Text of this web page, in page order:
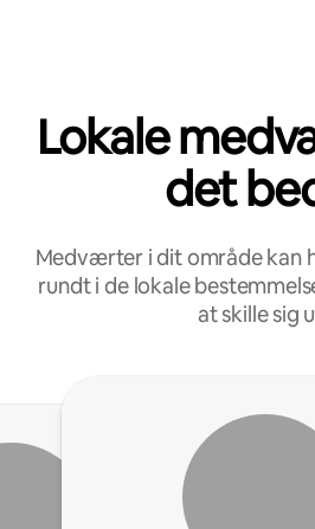
Lokale
det
Medværter i dit område kan
rundt i de lokale
at skille sig